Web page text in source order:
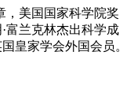
，美国国家科学院奖
富兰克林杰出科学成
皇家学会外国会员。